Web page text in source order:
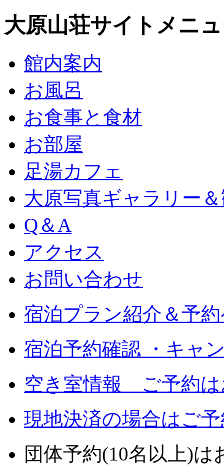
大原山荘サイトメニ
館内案内
お風呂
お食事と食材
お部屋
足湯カフェ
大原写真ギャラリー
Q＆A
アクセス
お問い合わせ
宿泊プラン紹介＆予
宿泊予約確認 ・キャ
空き室情報 ご予約は
現地決済の場合はご
団体予約(10名以上)は